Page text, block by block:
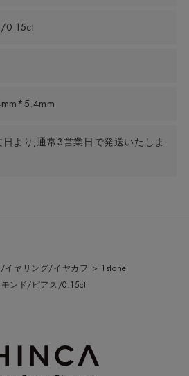
0.15ct
日より,通常3営業日で発送いたしま
イヤリング/イヤカフ > 1stone
ンド/ピアス/0.15ct